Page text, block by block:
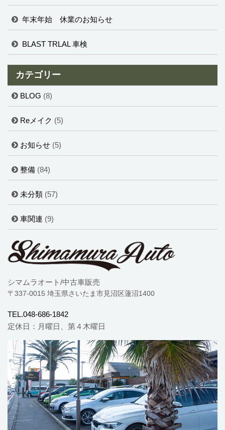
年末年始 休業のお知らせ
BLAST TRLAL 車検
カテゴリー
BLOG (8)
Reメイク (5)
お知らせ (5)
整備 (84)
未分類 (57)
車関連 (9)
シマムラオート/中古車販売
〒337-0015 埼玉県さいたま市見沼区蓮沼1400
TEL.048-686-1842
定休日：月曜日、第４木曜日